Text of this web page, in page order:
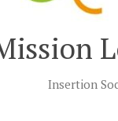
Insertion